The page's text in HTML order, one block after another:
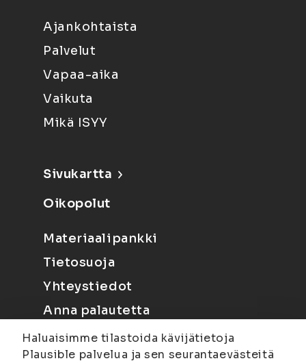
Ajankohtaista
Palvelut
Vapaa-aika
Vaikuta
Mikä ISYY
Sivukartta
Oikopolut
Materiaalipankki
Tietosuoja
Yhteystiedot
Anna palautetta
Haluaisimme tilastoida kävijätietoja
Plausible palvelua ja sen seurantaevästeitä